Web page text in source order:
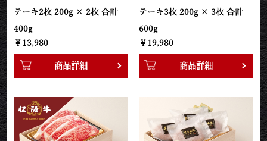
テーキ2枚 200g × 2枚 合計
400g
￥13,980
商品詳細
テーキ3枚 200g × 3枚 合計
600g
￥19,980
商品詳細